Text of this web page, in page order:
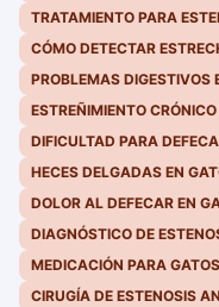
TRATAMIENTO PARA
CÓMO DETECTAR
PROBLEMAS DIGESTIVOS
ESTREÑIMIENTO
DIFICULTAD PARA
HECES DELGADAS EN
DOLOR AL DEFECAR EN
DIAGNÓSTICO DE
MEDICACIÓN PARA
CIRUGÍA DE ESTENOSIS